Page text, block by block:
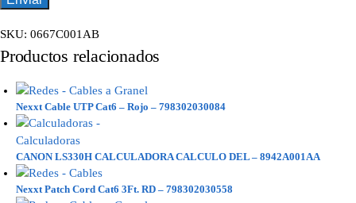
SKU: 0667C001AB
Productos relacionados
Nexxt Cable UTP Cat6 – Rojo – 798302030084
CANON LS330H CALCULADORA CALCULO DEL – 8942A001AA
Nexxt Patch Cord Cat6 3Ft. RD – 798302030558